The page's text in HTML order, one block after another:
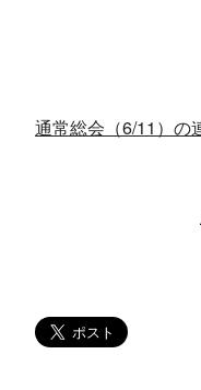
通常総会（6/11）の